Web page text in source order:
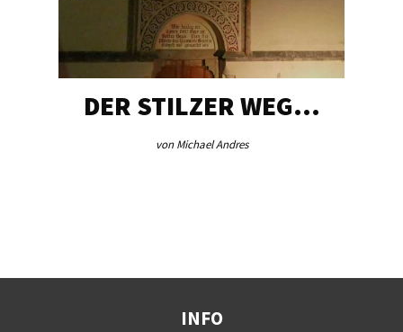
DER STILZER WEG…
von Michael Andres
INFO